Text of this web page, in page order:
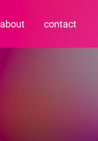
about contact